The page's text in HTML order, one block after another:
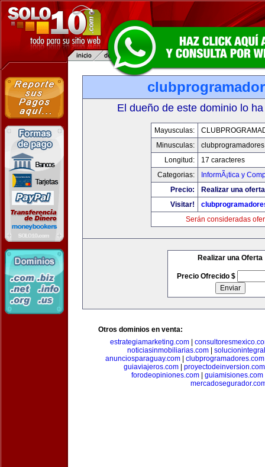
El dueño de este dominio lo
Mayusculas:
Minusculas:
Longitud:
17 caracteres
Categorias:
InformÃ¡tica y
Precio:
Realizar una
Visitar!
Serán consideradas
Realizar una Oferta
Precio Ofrecido $
Otros dominios en venta:
estrategiamarketing.com|
noticiasinmobiliarias.com
anunciosparaguay.com
clubprogramadores.com
guiaviajeros.com| proyectodeinversion.com
forodeopiniones.com
guiamisiones.com